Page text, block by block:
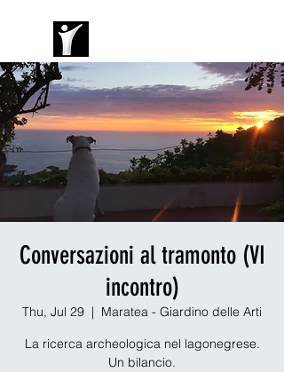
Conversazioni al tramonto (VI
incontro)
Thu, Jul 29
  |
Maratea - Giardino delle Arti
La ricerca archeologica nel lagonegrese.
Un bilancio.